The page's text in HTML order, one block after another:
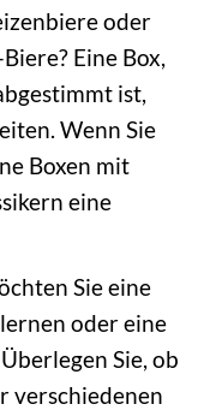
oder
Eine Box,
ist,
Wenn Sie
Boxen mit
eine
Sie eine
oder eine
Sie, ob
verschiedenen